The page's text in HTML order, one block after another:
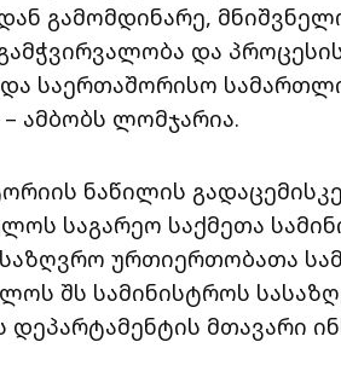
გამომდინარე,
და
საერთაშორისო
ამბობს ლომჯარია.
ნაწილის
საგარეო საქმეთა
ურთიერთობათა
შს სამინისტროს
მთავარი